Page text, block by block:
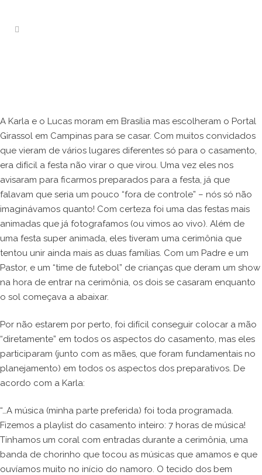
A Karla e o Lucas moram em Brasília mas escolheram o Portal
Girassol em Campinas para se casar. Com muitos convidados
que vieram de vários lugares diferentes só para o casamento,
era difícil a festa não virar o que virou. Uma vez eles nos
avisaram para ficarmos preparados para a festa, já que
falavam que seria um pouco “fora de controle” – nós só não
imaginávamos quanto! Com certeza foi uma das festas mais
animadas que já fotografamos (ou vimos ao vivo). Além de
uma festa super animada, eles tiveram uma cerimônia que
tentou unir ainda mais as duas famílias. Com um Padre e um
Pastor, e um “time de futebol” de crianças que deram um show
na hora de entrar na cerimônia, os dois se casaram enquanto
o sol começava a abaixar.
Por não estarem por perto, foi difícil conseguir colocar a mão
“diretamente” em todos os aspectos do casamento, mas eles
participaram (junto com as mães, que foram fundamentais no
planejamento) em todos os aspectos dos preparativos. De
acordo com a Karla:
“…A música (minha parte preferida) foi toda programada.
Fizemos a playlist do casamento inteiro: 7 horas de música!
Tínhamos um coral com entradas durante a cerimônia, uma
banda de chorinho que tocou as músicas que amamos e que
ouvíamos muito no início do namoro. O tecido dos bem